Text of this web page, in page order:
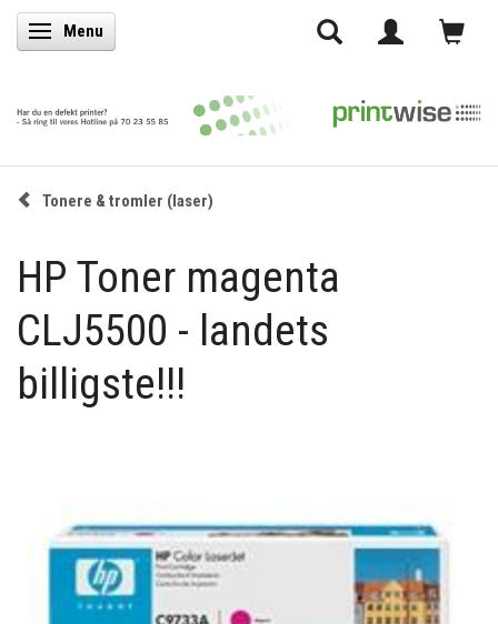
Skifte navigation
Menu
Tonere & tromler (laser)
HP Toner magenta
CLJ5500 - landets
billigste!!!